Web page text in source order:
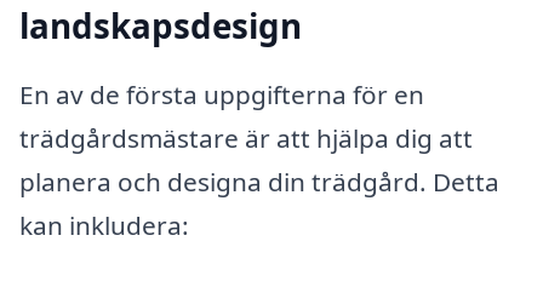
landskapsdesign
En av de första uppgifterna för en
trädgårdsmästare är att hjälpa dig att
planera och designa din trädgård. Detta
kan inkludera: